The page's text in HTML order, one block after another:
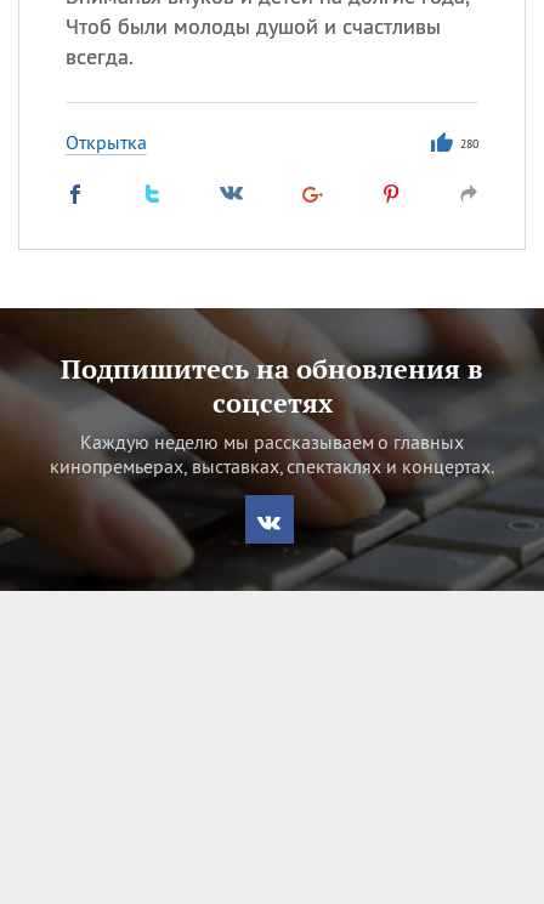
Чтоб были молоды душой и счастливы
всегда.
Открытка 280
Подпишитесь на обновления в
соцсетях
Каждую неделю мы рассказываем о главных
кинопремьерах, выставках, спектаклях и концертах.